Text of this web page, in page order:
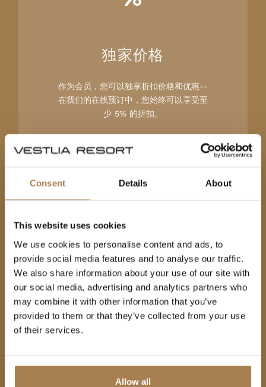
Consent Details About
This website uses cookies
We use cookies to personalise content and ads, to
provide social media features and to analyse our traffic.
We also share information about your use of our site with
our social media, advertising and analytics partners who
may combine it with other information that you’ve
provided to them or that they’ve collected from your use
of their services.
Allow all
独家价格
作为会员，您可以独享折扣价格和优惠--
在我们的在线预订中，您始终可以享受至
少 5% 的折扣。